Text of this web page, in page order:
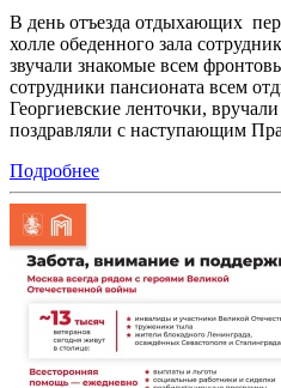
В день отъезда отдыхающих
холле обеденного зала
звучали знакомые всем
сотрудники пансионата всем
Георгиевские ленточки,
поздравляли с наступающим
Подробнее